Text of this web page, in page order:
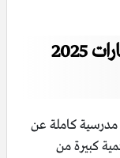
اذاعة مدرسية كاملة عن الاختبارات 2025
كاملة عن
كمية كبيرة من